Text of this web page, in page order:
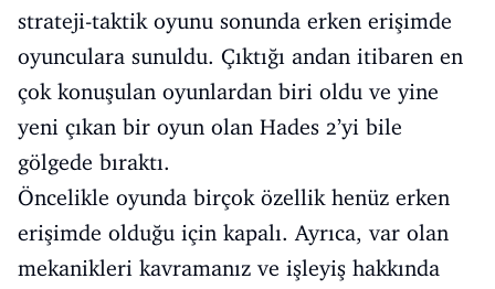
strateji-taktik oyunu sonunda erken erişimde
oyunculara sunuldu. Çıktığı andan itibaren en
çok konuşulan oyunlardan biri oldu ve yine
yeni çıkan bir oyun olan Hades 2’yi bile
gölgede bıraktı.
Öncelikle oyunda birçok özellik henüz erken
erişimde olduğu için kapalı. Ayrıca, var olan
mekanikleri kavramanız ve işleyiş hakkında